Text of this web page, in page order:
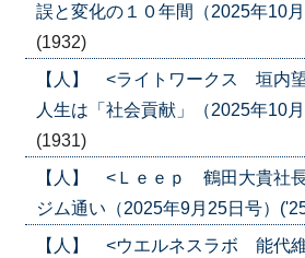
誤と変化の１０年間（2025年10
(1932)
【人】 <ライトワークス 垣内
人生は「社会貢献」（2025年10
(1931)
【人】 <Ｌｅｅｐ 鶴田大貴社
ジム通い（2025年9月25日号）
【人】 <ウエルネスラボ 能代